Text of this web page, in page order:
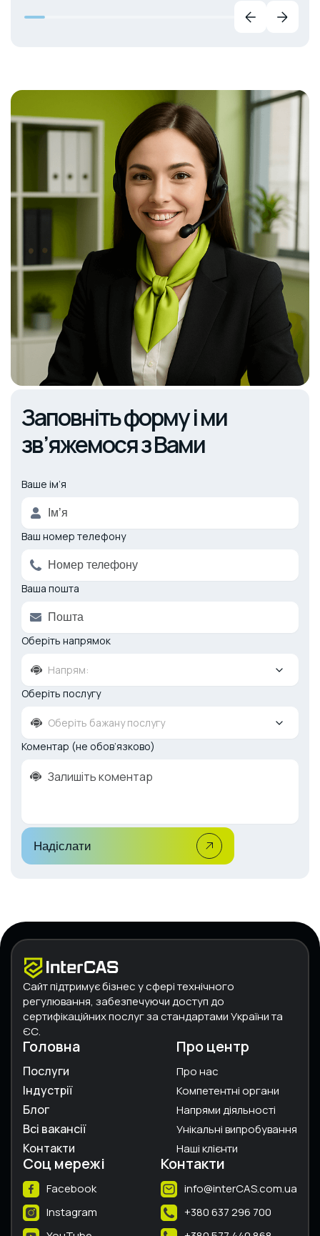
Заповніть форму і ми
зв’яжемося з Вами
Ваше ім’я
Ваш номер телефону
Ваша пошта
Оберіть напрямок
Напрям:
Оберіть послугу
Оберіть бажану послугу
Коментар (не обов’язково)
Надіслати
Alternative:
Сайт підтримує бізнес у сфері технічного
регулювання, забезпечуючи доступ до
сертифікаційних послуг за стандартами України та
ЄС.
Головна
Послуги
Індустрії
Блог
Всі вакансії
Контакти
Про центр
Про нас
Компетентні органи
Напрями діяльності
Унікальні випробування
Наші клієнти
Соц мережі
Facebook
Instagram
Контакти
info@interCAS.com.ua
+380 637 296 700